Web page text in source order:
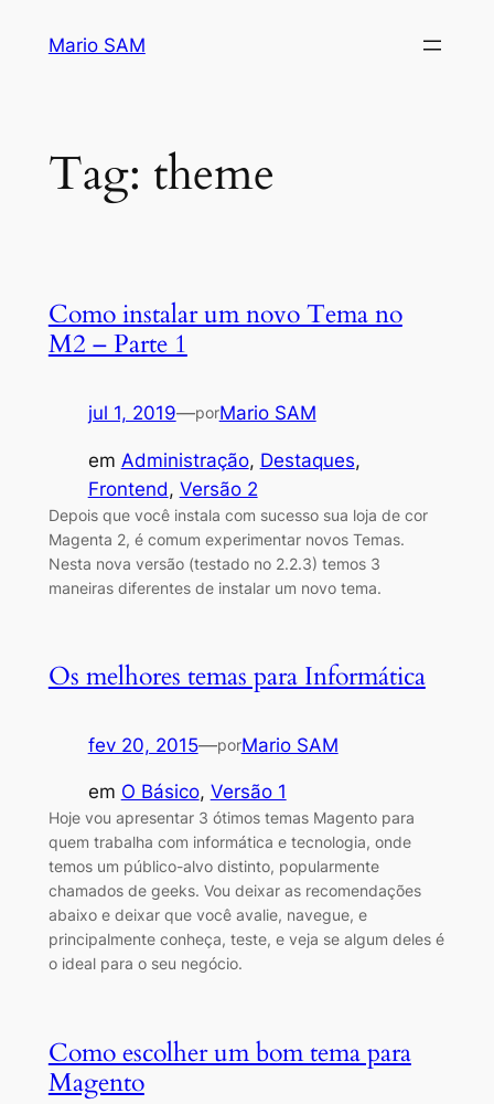
Mario SAM
Tag: theme
Como instalar um novo Tema no
M2 – Parte 1
jul 1, 2019—porMario SAM
em Administração, Destaques
Frontend, Versão 2
Depois que você instala com sucesso sua loja de cor
Magenta 2, é comum experimentar novos Temas.
Nesta nova versão (testado no 2.2.3) temos 3
maneiras diferentes de instalar um novo tema.
Os melhores temas para Informática
fev 20, 2015—porMario SAM
em O Básico, Versão 1
Hoje vou apresentar 3 ótimos temas Magento para
quem trabalha com informática e tecnologia, onde
temos um público-alvo distinto, popularmente
chamados de geeks. Vou deixar as recomendações
abaixo e deixar que você avalie, navegue, e
principalmente conheça, teste, e veja se algum deles é
o ideal para o seu negócio.
Como escolher um bom tema para
Magento